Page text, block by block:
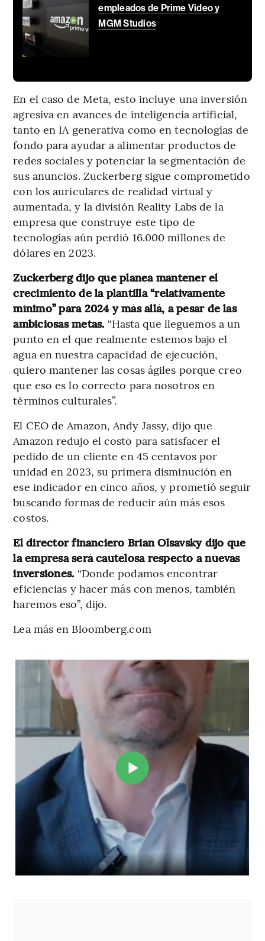
empleados de Prime Video y
MGM Studios
En el caso de Meta, esto incluye una inversión
agresiva en avances de inteligencia artificial,
tanto en IA generativa como en tecnologías de
fondo para ayudar a alimentar productos de
redes sociales y potenciar la segmentación de
sus anuncios. Zuckerberg sigue comprometido
con los auriculares de realidad virtual y
aumentada, y la división Reality Labs de la
empresa que construye este tipo de
tecnologías aún perdió 16.000 millones de
dólares en 2023.
Zuckerberg dijo que planea mantener el
crecimiento de la plantilla “relativamente
mínimo” para 2024 y más allá, a pesar de las
ambiciosas metas. “Hasta que lleguemos a un
punto en el que realmente estemos bajo el
agua en nuestra capacidad de ejecución,
quiero mantener las cosas ágiles porque creo
que eso es lo correcto para nosotros en
términos culturales”.
El CEO de Amazon, Andy Jassy, dijo que
Amazon redujo el costo para satisfacer el
pedido de un cliente en 45 centavos por
unidad en 2023, su primera disminución en
ese indicador en cinco años, y prometió seguir
buscando formas de reducir aún más esos
costos.
El director financiero Brian Olsavsky dijo que
la empresa será cautelosa respecto a nuevas
inversiones. “Donde podamos encontrar
eficiencias y hacer más con menos, también
haremos eso”, dijo.
Lea más en Bloomberg.com